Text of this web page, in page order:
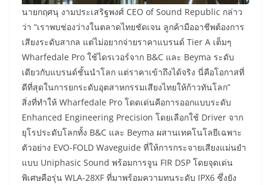
นายกฤศนุ งามประเสริฐพงศ์ CEO of Sound Republic กล่าว
ว่า “เราพบช่องว่างในตลาดไทยชัดเจน ลูกค้ามืออาชีพต้องการ
เสียงระดับสากล แต่ไม่อยากจ่ายราคาแบรนด์ Tier A เต็มๆ
Wharfedale Pro ใช้ไดรเวอร์จาก B&C และ Beyma ระดับ
เดียวกับแบรนด์ชั้นนำโลก แต่ราคาเข้าถึงได้จริง นี่คือโอกาสที่
ดีที่สุดในการยกระดับอุตสาหกรรมเสียงไทยให้ก้าวทันโลก”
สิ่งที่ทำให้ Wharfedale Pro โดดเด่นคือการออกแบบระดับ
Enhanced Engineering Precision โดยเลือกใช้ Driver จาก
ยุโรประดับโลกทั้ง B&C และ Beyma ผสานเทคโนโลยีเฉพาะ
ตัวอย่าง EVO-FOLD Waveguide ที่ให้การกระจายเสียงแม่นยำ
แบบ Uniphasic Sound พร้อมการจูน FIR DSP โดยจุดเด่น
พิเศษคือรุ่น WLA-28XF ที่มาพร้อมความทนระดับ IPX6 ซึ่งยัง